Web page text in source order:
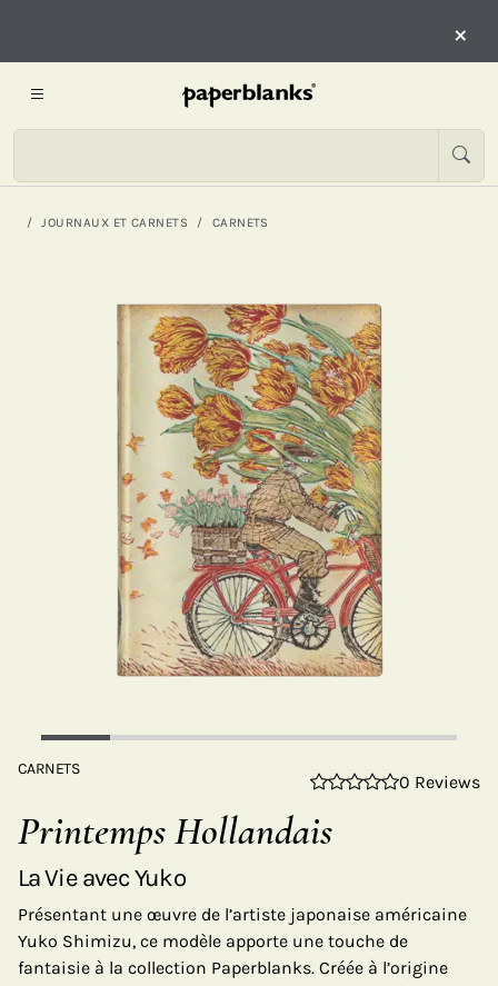
×
JOURNAUX ET CARNETS CARNETS
CARNETS
0 Reviews
Printemps Hollandais
La Vie avec Yuko
Présentant une œuvre de l’artiste japonaise américaine
Yuko Shimizu, ce modèle apporte une touche de
fantaisie à la collection Paperblanks. Créée à l’origine